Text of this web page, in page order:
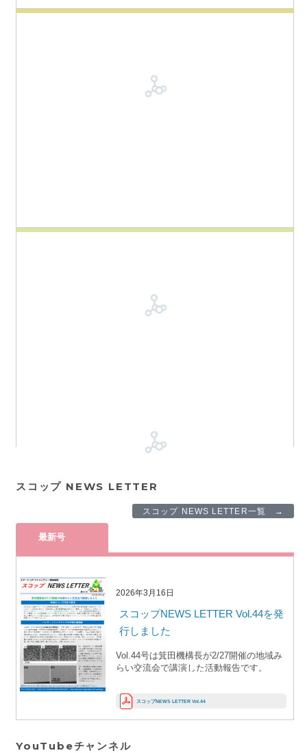
スコップ NEWS LETTER
スコップ NEWS LETTER一覧 →
最新号
2026年3月16日
スコップNEWS LETTER Vol.44を発
行しました
Vol.44号は箕田機構長が2/27開催の地域み
らい交流会で講演した活動報告です。
の大型設備や活用事例、来年度導入予定の
バイオ・ソフトマテリアル可視化電子顕微
スコップNEWS LETTER Vol.44
YouTubeチャンネル